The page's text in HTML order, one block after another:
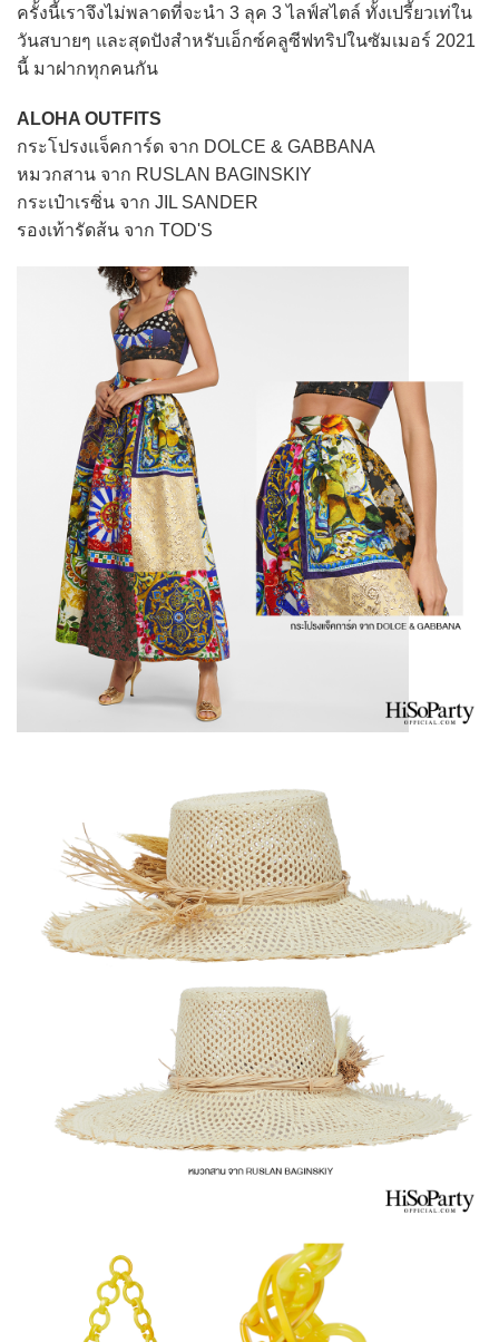
ครั้งนี้เราจึงไม่พลาดที่จะนำ 3 ลุค 3 ไลฟ์สไตล์ ทั้งเปรี้ยวเท่ใน
วันสบายๆ และสุดปังสำหรับเอ็กซ์คลูซีฟทริปในซัมเมอร์ 2021
นี้ มาฝากทุกคนกัน
ALOHA OUTFITS
กระโปรงแจ็คการ์ด จาก DOLCE & GABBANA
หมวกสาน จาก RUSLAN BAGINSKIY
กระเป๋าเรซิ่น จาก JIL SANDER
รองเท้ารัดส้น จาก TOD'S